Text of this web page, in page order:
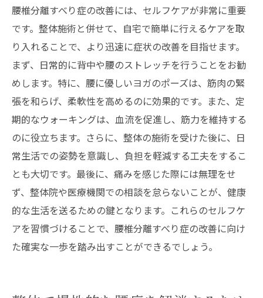
腰椎分離すべり症の改善には、セルフケアが非常に重要
です。整体施術と併せて、自宅で簡単に行えるケアを取
り入れることで、より迅速に症状の改善を目指せます。
まず、日常的に背中や腰のストレッチを行うことをお勧
めします。特に、腰に優しいヨガのポーズは、筋肉の緊
張を和らげ、柔軟性を高めるのに効果的です。また、定
期的なウォーキングは、血流を促進し、筋力を維持する
のに役立ちます。さらに、整体の施術を受けた後に、日
常生活での姿勢を意識し、負担を軽減する工夫をするこ
とも大切です。最後に、痛みを感じた際には無理をせ
ず、整体院や医療機関での相談を怠らないことが、健康
的な生活を送るための鍵となります。これらのセルフケ
アを習慣づけることで、腰椎分離すべり症の改善に向け
た確実な一歩を踏み出すことができるでしょう。